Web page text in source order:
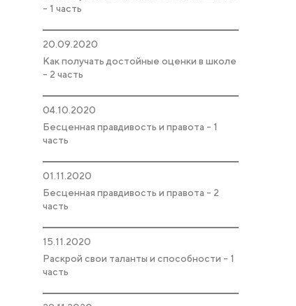
- 1 часть
20.09.2020
Как получать достойные оценки в школе
- 2 часть
04.10.2020
Бесценная правдивость и правота - 1
часть
01.11.2020
Бесценная правдивость и правота - 2
часть
15.11.2020
Раскрой свои таланты и способности - 1
часть